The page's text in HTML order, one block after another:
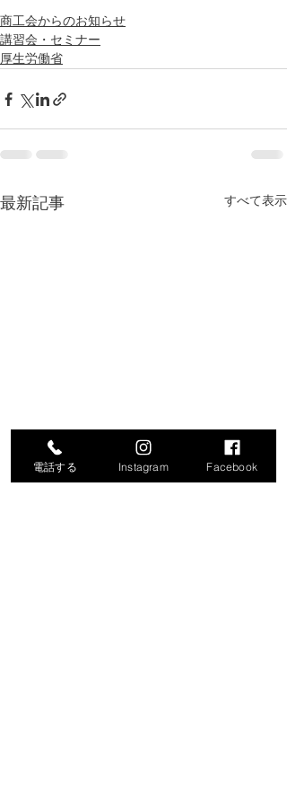
商工会からのお知らせ
講習会・セミナー
厚生労働省
最新記事 すべて表示
電話する Instagram Facebook